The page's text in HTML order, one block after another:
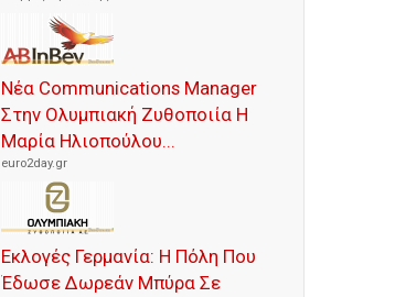
Νέα Communications Manager
Στην Ολυμπιακή Ζυθοποιία Η
Μαρία Ηλιοπούλου...
euro2day.gr
Εκλογές Γερμανία: Η Πόλη Που
Έδωσε Δωρεάν Μπύρα Σε